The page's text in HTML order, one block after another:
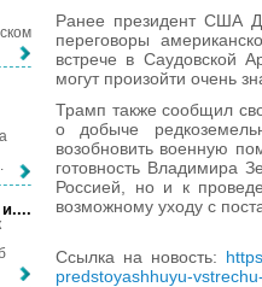
Ранее президент США
переговоры
встрече в Саудовской
могут произойти очень
Трамп также сообщил
о добыче
возобновить военную
готовность Владимира
Россией, но и к
возможному уходу с
Ссылка на новость:
predstoyashhuyu-
.